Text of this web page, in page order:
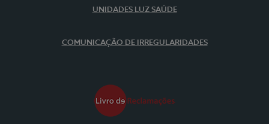
UNIDADES LUZ SAÚDE
COMUNICAÇÃO DE IRREGULARIDADES